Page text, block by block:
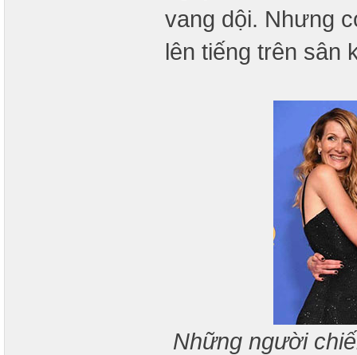
vang dội. Nhưng
lên tiếng trên sân
Những người